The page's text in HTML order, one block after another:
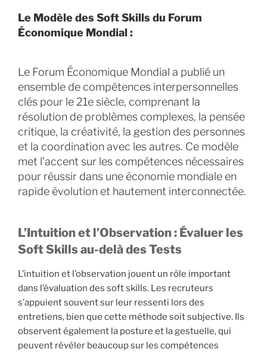
Le Modèle des Soft Skills du Forum
Économique Mondial :
Le Forum Économique Mondial a publié un
ensemble de compétences interpersonnelles
clés pour le 21e siècle, comprenant la
résolution de problèmes complexes, la pensée
critique, la créativité, la gestion des personnes
et la coordination avec les autres. Ce modèle
met l’accent sur les compétences nécessaires
pour réussir dans une économie mondiale en
rapide évolution et hautement interconnectée.
L’Intuition et l’Observation : Évaluer les
Soft Skills au-delà des Tests
L’intuition et l’observation jouent un rôle important
dans l’évaluation des soft skills. Les recruteurs
s’appuient souvent sur leur ressenti lors des
entretiens, bien que cette méthode soit subjective. Ils
observent également la posture et la gestuelle, qui
peuvent révéler beaucoup sur les compétences